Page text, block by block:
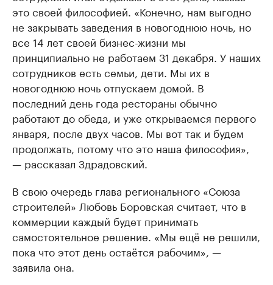
это своей философией. «Конечно, нам выгодно
не закрывать заведения в новогоднюю ночь, но
все 14 лет своей бизнес-жизни мы
принципиально не работаем 31 декабря. У наших
сотрудников есть семьи, дети. Мы их в
новогоднюю ночь отпускаем домой. В
последний день года рестораны обычно
работают до обеда, и уже открываемся первого
января, после двух часов. Мы вот так и будем
продолжать, потому что это наша философия»,
— рассказал Здрадовский.
В свою очередь глава регионального «Союза
строителей» Любовь Боровская считает, что в
коммерции каждый будет принимать
самостоятельное решение. «Мы ещё не решили,
пока что этот день остаётся рабочим», —
заявила она.